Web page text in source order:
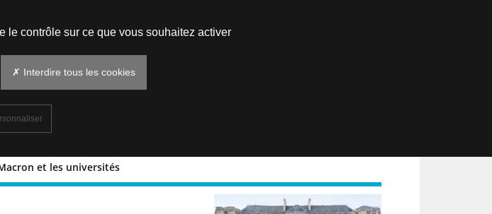
et les universités
par Emmanuel
le contrôle sur ce que vous souhaitez activer
✗ Interdire tous les cookies